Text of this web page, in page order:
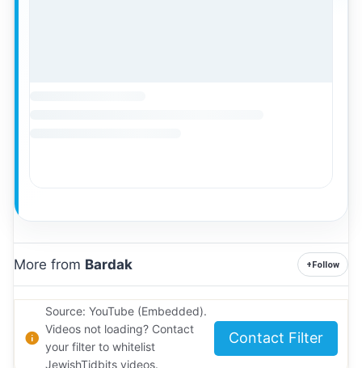
More from Bardak +Follow
Source: YouTube (Embedded).
Videos not loading? Contact
your filter to whitelist
JewishTidbits videos.
Contact Filter